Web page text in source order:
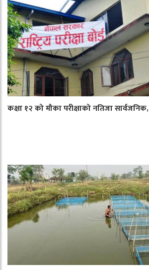
कक्षा १२ को मौका परीक्षाको नतिजा सार्वजनिक,